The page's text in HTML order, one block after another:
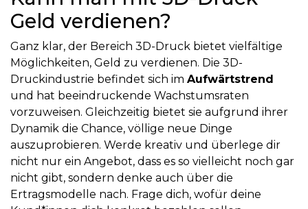
Geld verdienen?
Ganz klar, der Bereich 3D-Druck bietet vielfältige
Möglichkeiten, Geld zu verdienen. Die 3D-
Druckindustrie befindet sich im Aufwärtstrend
und hat beeindruckende Wachstumsraten
vorzuweisen. Gleichzeitig bietet sie aufgrund ihrer
Dynamik die Chance, völlige neue Dinge
auszuprobieren. Werde kreativ und überlege dir
nicht nur ein Angebot, dass es so vielleicht noch gar
nicht gibt, sondern denke auch über die
Ertragsmodelle nach. Frage dich, wofür deine